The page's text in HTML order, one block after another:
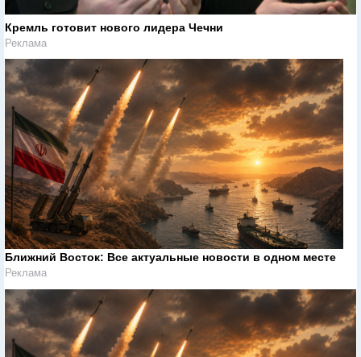
Кремль готовит нового лидера Чечни
Реклама
Ближний Восток: Все актуальные новости в одном месте
Реклама